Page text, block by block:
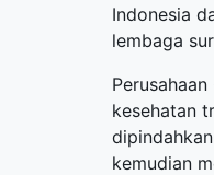
Indonesia
lembaga
kesehatan
kemudian